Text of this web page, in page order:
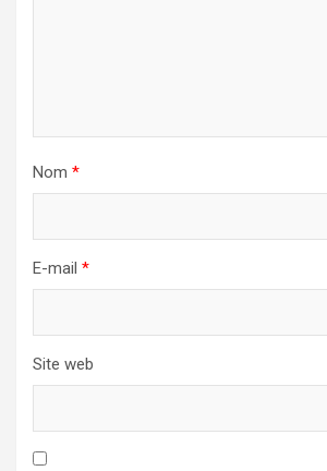
Nom *
E-mail *
Site web